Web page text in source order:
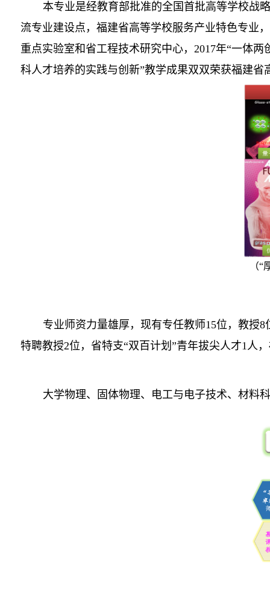
本专业是经教育部批准的全国首批高等学校战
流专业建设点，福建省高等学校服务产业特色专业
重点实验室和省工程技术研究中心， 2017年“一体两
科人才培养的实践与创新”教学成果双双荣获福建省
（“
专业师资力量雄厚，现有专任教师15位，教授8
特聘教授2位，省特支“双百计划”青年拔尖人才1人
大学物理、固体物理、电工与电子技术、材料